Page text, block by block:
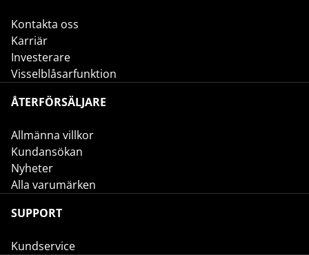
Kontakta oss
Karriär
Investerare
Visselblåsarfunktion
ÅTERFÖRSÄLJARE
Allmänna villkor
Kundansökan
Nyheter
Alla varumärken
SUPPORT
Kundservice